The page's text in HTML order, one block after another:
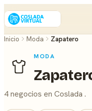
Inicio Moda Zapatero
MODA
4 negocios en Coslada .